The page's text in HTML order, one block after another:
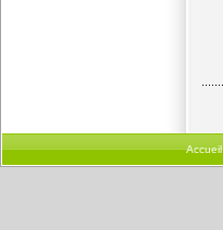
Accueil